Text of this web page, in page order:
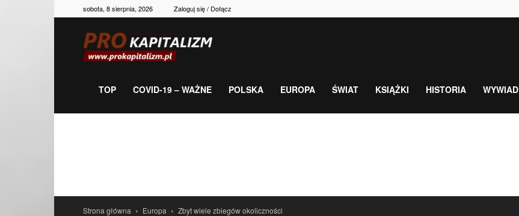
sobota, 8 sierpnia, 2026 Zaloguj się / Dołącz
gospodarka,
TOP COVID-19 – WAŻNE POLSKA EUROPA ŚWIAT KSIĄŻKI HISTORIA WYWIAD
Strona główna Europa Zbyt wiele zbiegów okoliczności